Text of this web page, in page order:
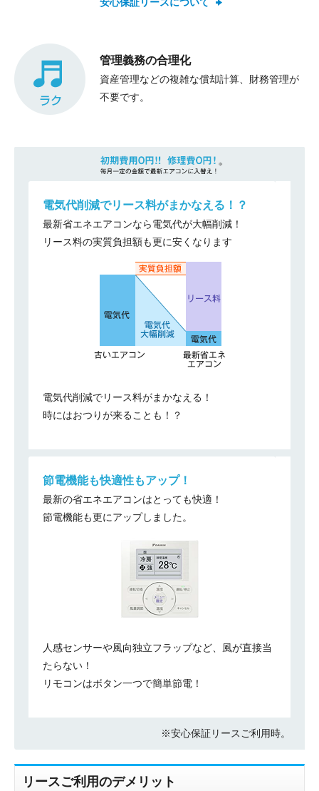
管理義務の合理化
資産管理などの複雑な償却計算、財務管理が
不要です。
電気代削減でリース料がまかなえる！？
最新省エネエアコンなら電気代が大幅削減！
リース料の実質負担額も更に安くなります
電気代削減でリース料がまかなえる！
時にはおつりが来ることも！？
節電機能も快適性もアップ！
最新の省エネエアコンはとっても快適！
節電機能も更にアップしました。
人感センサーや風向独立フラップなど、風が直接当
たらない！
リモコンはボタン一つで簡単節電！
※安心保証リースご利用時。
リースご利用のデメリット
電話番号
(ご選択ください)
機器お見積り依頼